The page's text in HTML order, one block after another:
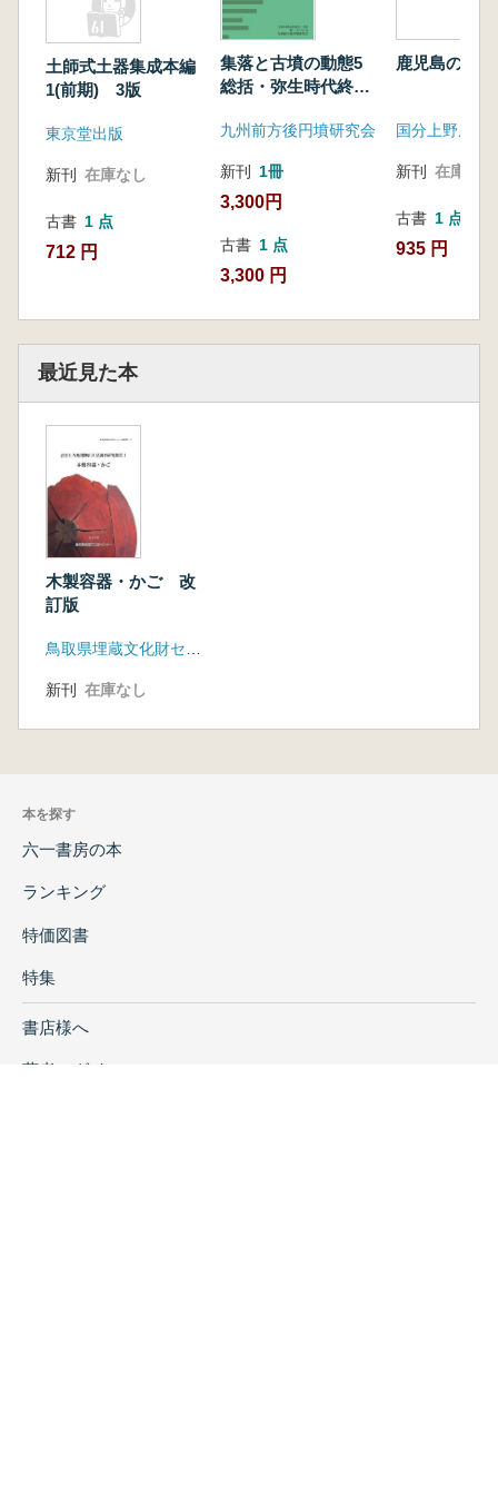
土師式土器集成本編
1(前期) 3版
東京堂出版
新刊 在庫なし
古書 1 点
712 円
集落と古墳の動態5
総括・弥生時代終末
九州前方後円墳研究会
新刊 1冊
3,300円
古書 1 点
3,300 円
鹿児島の縄
新刊 在庫なし
古書 1 点
935 円
最近見た本
木製容器・かご 改
訂版
新刊 在庫なし
本を探す
六一書房の本
ランキング
特価図書
特集
書店様へ
著者ログイン